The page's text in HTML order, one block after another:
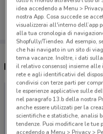
dal tuo cellulare.
Negozi Lidl Viaggi a
idea accedendo a Menu >
nostra App. Cosa succede se
visualizzerai all'interno dell’app
alla tua cronologia di
Shopfully/Tiendeo. Ad esempio,
che hai navigato in un sito di
tema vacanze. Inoltre, i dati
il relativo consenso) insieme
rete e agli identificativi del
condivisi con terze parti per
le esperienze applicative sulle
nel paragrafo 13.b della nostra
anche essere utilizzati per la
scientifiche e statistiche, analisi
tendenze. Puoi modificare le tue
accedendo a Menu > Privacy >